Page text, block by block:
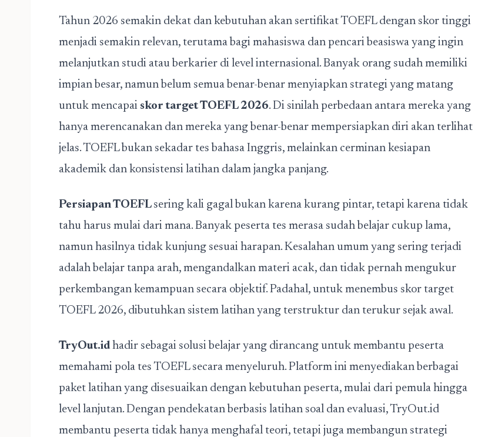
Tahun 2026 semakin dekat dan kebutuhan akan sertifikat TOEFL dengan skor tinggi
menjadi semakin relevan, terutama bagi mahasiswa dan pencari beasiswa yang ingin
melanjutkan studi atau berkarier di level internasional. Banyak orang sudah memiliki
impian besar, namun belum semua benar-benar menyiapkan strategi yang matang
untuk mencapai skor target TOEFL 2026. Di sinilah perbedaan antara mereka yang
hanya merencanakan dan mereka yang benar-benar mempersiapkan diri akan terlihat
jelas. TOEFL bukan sekadar tes bahasa Inggris, melainkan cerminan kesiapan
akademik dan konsistensi latihan dalam jangka panjang.
Persiapan TOEFLsering kali gagal bukan karena kurang pintar, tetapi karena tidak
tahu harus mulai dari mana. Banyak peserta tes merasa sudah belajar cukup lama,
namun hasilnya tidak kunjung sesuai harapan. Kesalahan umum yang sering terjadi
adalah belajar tanpa arah, mengandalkan materi acak, dan tidak pernah mengukur
perkembangan kemampuan secara objektif. Padahal, untuk menembus skor target
TOEFL 2026, dibutuhkan sistem latihan yang terstruktur dan terukur sejak awal.
TryOut.id hadir sebagai solusi belajar yang dirancang untuk membantu peserta
memahami pola tes TOEFL secara menyeluruh. Platform ini menyediakan berbagai
paket latihan yang disesuaikan dengan kebutuhan peserta, mulai dari pemula hingga
level lanjutan. Dengan pendekatan berbasis latihan soal dan evaluasi, TryOut.id
membantu peserta tidak hanya menghafal teori, tetapi juga membangun strategi